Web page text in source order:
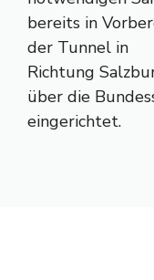
bereits in
der Tunnel in
Richtung
über die
eingerichtet.